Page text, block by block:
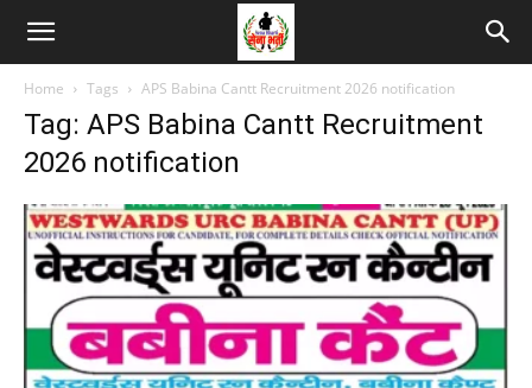
Home Tags APS Babina Cantt Recruitment 2026 notification
Tag: APS Babina Cantt Recruitment
2026 notification